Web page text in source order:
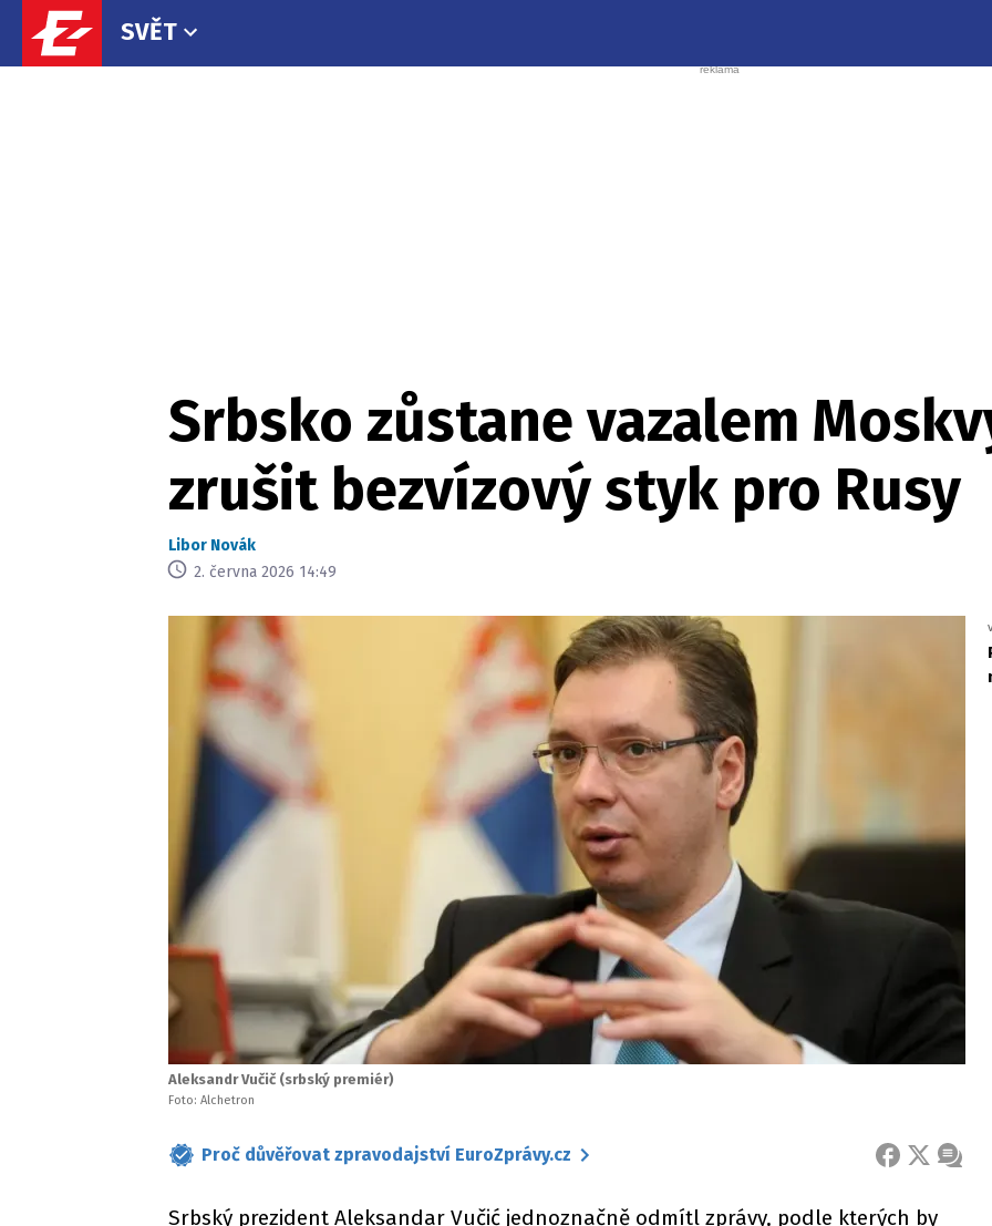
SVĚT
Srbsko zůstane vazalem
zrušit bezvízový styk pro Rusy
Libor Novák
2. června 2026 14:49
Aleksandr Vučič (srbský premiér)
Foto: Alchetron
Proč důvěřovat zpravodajství EuroZprávy.cz FACEBOOK
X
Srbský prezident Aleksandar Vučić jednoznačně odmítl zprávy, podle kterých by